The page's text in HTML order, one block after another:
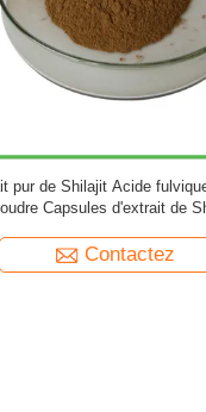
Poudre d'extrait de feuilles
biloba naturel 20:1
Contactez